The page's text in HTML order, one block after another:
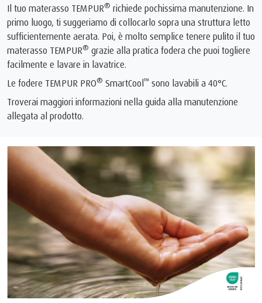
Il tuo materasso TEMPUR® richiede pochissima manutenzione. In
primo luogo, ti suggeriamo di collocarlo sopra una struttura letto
sufficientemente aerata. Poi, è molto semplice tenere pulito il tuo
materasso TEMPUR® grazie alla pratica fodera che puoi togliere
facilmente e lavare in lavatrice.
Le fodere TEMPUR PRO® SmartCool ™ sono lavabili a 40°C.
Troverai maggiori informazioni nella guida alla manutenzione
allegata al prodotto.